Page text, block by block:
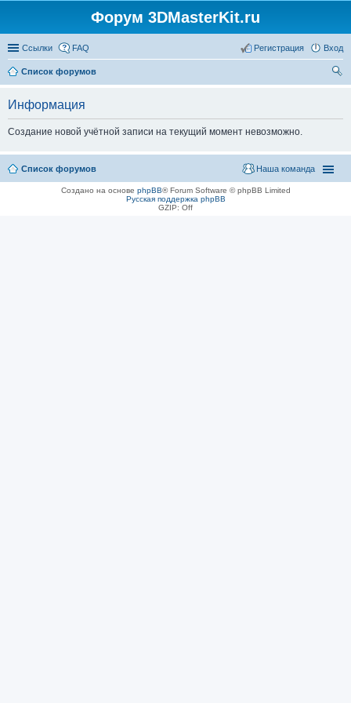
Форум 3DMasterKit.ru
Ссылки FAQ Вход
Регистрация
Список форумов
Информация
Создание новой учётной записи на текущий момент невозможно.
Список форумов Наша команда
Создано на основе phpBB® Forum Software © phpBB Limited
Русская поддержка phpBB
GZIP: Off